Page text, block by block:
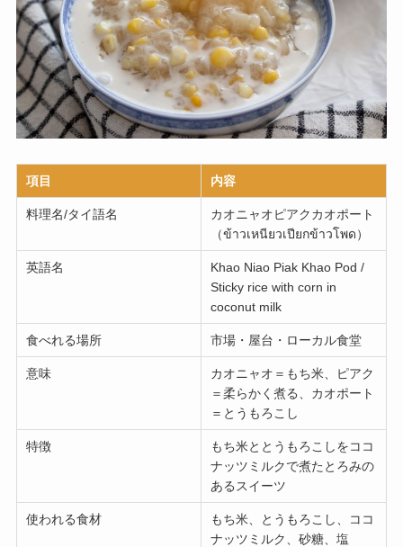
項目 内容
料理名/タイ語名
カオニャオピアクカオポート
（ข้าวเหนียวเปียกข้าวโพด）
英語名
Khao Niao Piak Khao Pod /
Sticky rice with corn in
coconut milk
食べれる場所 市場・屋台・ローカル食堂
意味
カオニャオ＝もち米、ピアク
＝柔らかく煮る、カオポート
＝とうもろこし
特徴
もち米ととうもろこしをココ
ナッツミルクで煮たとろみの
あるスイーツ
使われる食材
もち米、とうもろこし、ココ
ナッツミルク、砂糖、塩